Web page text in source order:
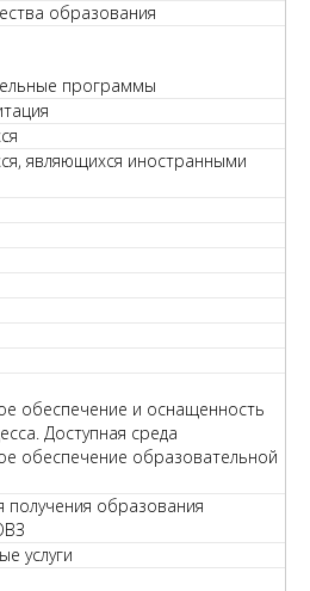
образования
программы
являющихся иностранными
обеспечение и оснащенность
Доступная среда
обеспечение образовательной
получения образования
услуги